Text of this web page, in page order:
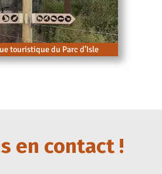
touristique du Parc d’Isle
en contact !